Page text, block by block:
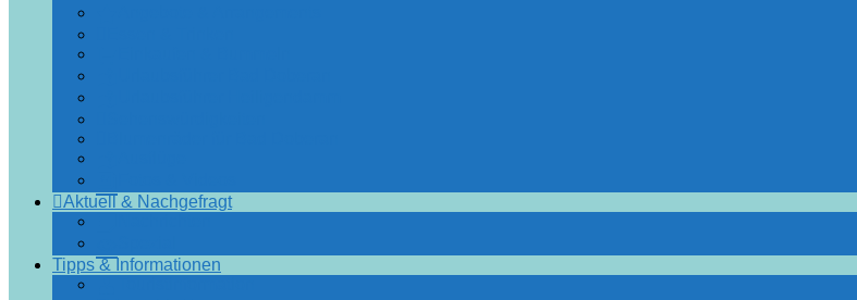
Aktuell & Nachgefragt
Tipps & Informationen